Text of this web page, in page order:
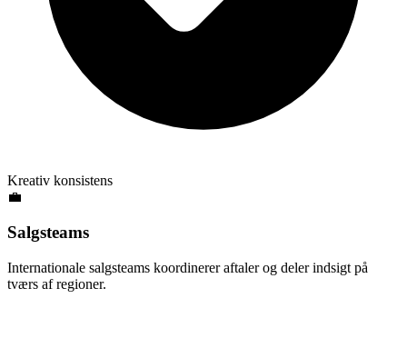
Kreativ konsistens
💼
Salgsteams
Internationale salgsteams koordinerer aftaler og deler indsigt på
tværs af regioner.